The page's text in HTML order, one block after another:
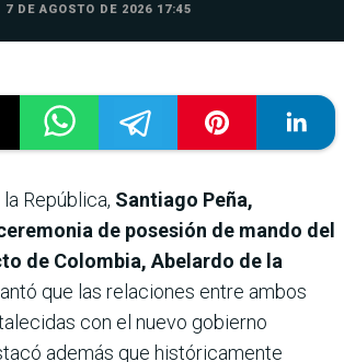
7 DE AGOSTO DE 2026 17:45
República, Santiago Peña,
de posesión de mando del
de Colombia, Abelardo de la
que las relaciones entre ambos
con el nuevo gobierno
además que históricamente